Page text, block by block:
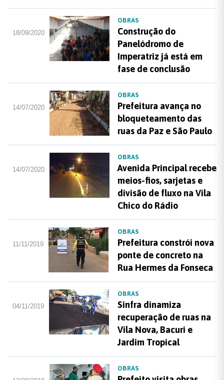
18/09/2020
OBRAS
Construção do
Panelódromo de
Imperatriz já está em
fase de conclusão
14/07/2020
OBRAS
Prefeitura avança no
bloqueteamento das
ruas da Paz e São Paulo
14/07/2020
OBRAS
Avenida Principal recebe
meios-fios, sarjetas e
divisão de fluxo na Vila
Chico do Rádio
11/11/2019
OBRAS
Prefeitura constrói nova
ponte de concreto na
Rua Hermes da Fonseca
04/11/2019
OBRAS
Sinfra dinamiza
recuperação de ruas na
Vila Nova, Bacuri e
Jardim Tropical
OBRAS